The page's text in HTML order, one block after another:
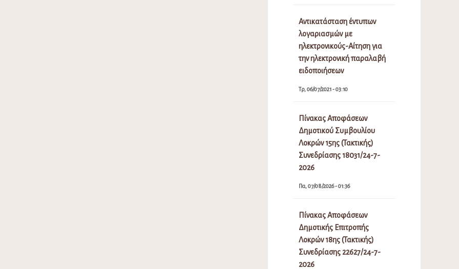
Αντικατάσταση έντυπων
λογαριασμών με
ηλεκτρονικούς-Αίτηση για
την ηλεκτρονική παραλαβή
ειδοποιήσεων
Τρ, 06/07/2021 - 03:10
Πίνακας Αποφάσεων
Δημοτικού Συμβουλίου
Λοκρών 15ης (Τακτικής)
Συνεδρίασης 18031/24-7-
2026
Πα, 07/08/2026 - 01:36
Πίνακας Αποφάσεων
Δημοτικής Επιτροπής
Λοκρών 18ης (Τακτικής)
Συνεδρίασης 22627/24-7-
2026